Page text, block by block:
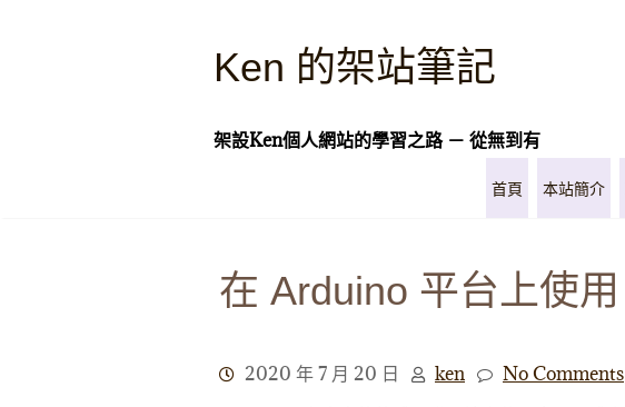
Ken 的架站筆記
架設Ken個人網站的學習之路 － 從無到有
首頁 本站簡介
在 Arduino 平台上使
2020 年 7 月 20 日 ken
No Comments